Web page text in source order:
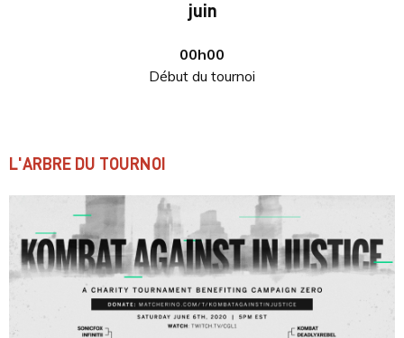
juin
00h00
Début du tournoi
L'ARBRE DU TOURNOI